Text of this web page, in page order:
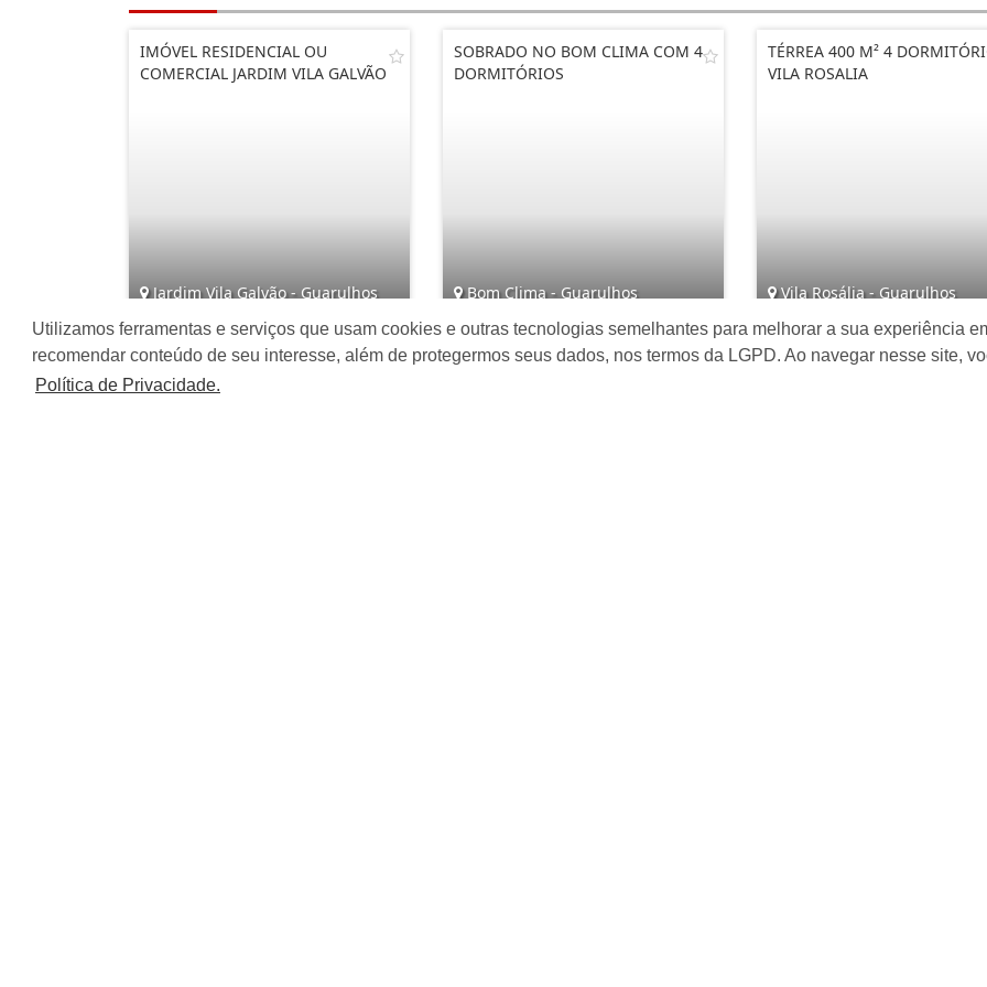
Utilizamos ferramentas e serviços que usam cookies e outras tecnologias semelhantes para melhorar a sua experiência
recomendar conteúdo de seu interesse, além de protegermos seus dados, nos termos da LGPD. Ao navegar nesse site,
Política de Privacidade.
IMÓVEL RESIDENCIAL OU
COMERCIAL JARDIM VILA GALVÃO
Jardim Vila Galvão - Guarulhos
4 5 6
SOBRADO NO BOM CLIMA COM 4
DORMITÓRIOS
Bom Clima - Guarulhos
4 3 3
TÉRREA 400 M² 4
VILA ROSALIA
Vila Rosália - Guarulhos
4 2